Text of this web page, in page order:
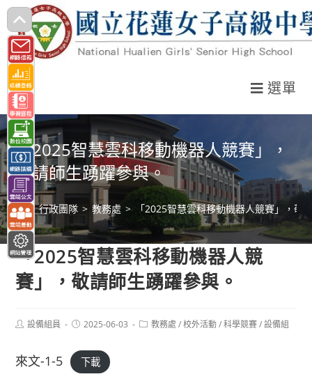
跳
轉
至
主
要
內
容
選單
「2025智慧雲科移動機器人競賽」，
敬請師生踴躍參與。
> 行政團隊 > 教務處 > 「2025智慧雲科移動機器人競賽」，敬
「2025智慧雲科移動機器人競
賽」，敬請師生踴躍參與。
Post設備組員
Post2025-06-03
Post教務處 / 校外活動 / 科學競賽 / 設備組
來文-1-5 下載